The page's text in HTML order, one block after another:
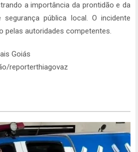
a importância da prontidão e da
pública local. O incidente
pelas autoridades competentes.
Goiás
reporterthiagovaz